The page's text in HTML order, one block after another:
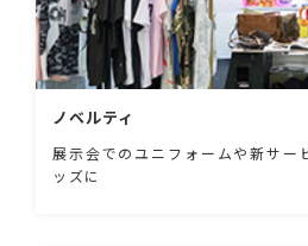
ノベルティ
展示会でのユニフォームや新サー
ッズに